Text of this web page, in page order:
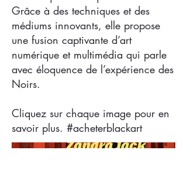
Grâce à des techniques et des
médiums innovants, elle propose
une fusion captivante d’art
numérique et multimédia qui parle
avec éloquence de l’expérience des
Noirs.
Cliquez sur chaque image pour en
savoir plus. #acheterblackart